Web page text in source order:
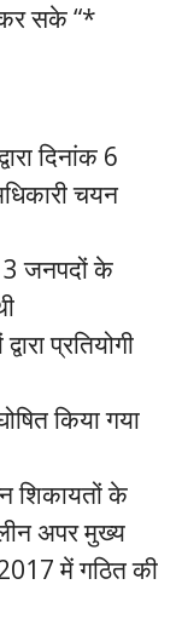
कर सके “*
दिनांक 6
चयन
जनपदों के
प्रतियोगी
किया गया
शिकायतों के
अपर मुख्य
में गठित की